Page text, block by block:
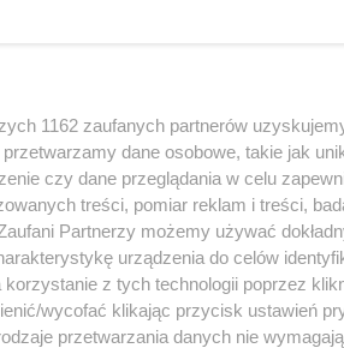
2023
2023, 17:00
2023, 20:00
Szczecinie
1162 zaufanych partnerów
dane osobowe, takie jak
czy dane przeglądania w celu
treści, pomiar reklam i treści,
Partnerzy możemy używać
urządzenia do celów
z tych technologii poprzez
wycofać klikając przycisk ustawień
przetwarzania danych nie